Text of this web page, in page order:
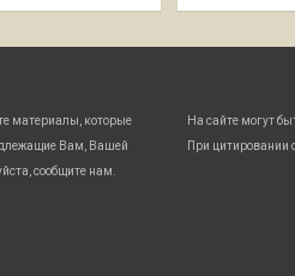
материалы, которые
Вам, Вашей
сообщите нам.
На сайте могут
При цитировании